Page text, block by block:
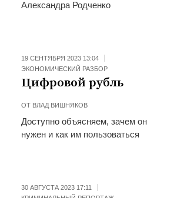
Александра Родченко
19 СЕНТЯБРЯ 2023 13:04
ЭКОНОМИЧЕСКИЙ РАЗБОР
Цифровой рубль
ОТ ВЛАД ВИШНЯКОВ
Доступно объясняем, зачем он
нужен и как им пользоваться
30 АВГУСТА 2023 17:11